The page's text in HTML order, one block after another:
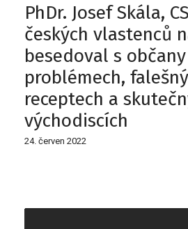
PhDr. Josef Skála,
českých vlastenců
besedoval s
problémech,
receptech a
východiscích
24. červen 2022